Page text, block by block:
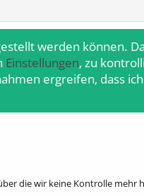
werden können.
Einstellungen, zu
ergreifen, dass
über die wir keine Kontrolle